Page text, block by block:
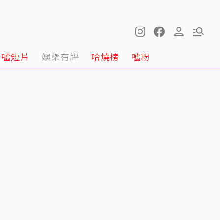
噓短片 娛樂有評 哈燒榜 噓粉